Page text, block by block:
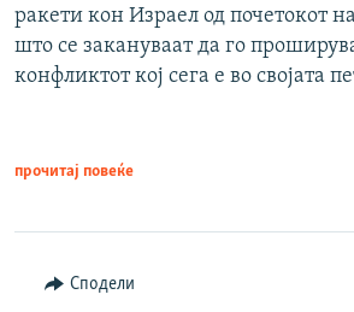
ракети кон Израел од почетокот
што се закануваат да го
конфликтот кој сега е во својата
прочитај повеќе
Сподели